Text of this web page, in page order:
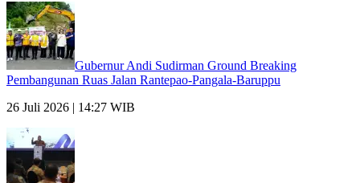
Gubernur Andi Sudirman Ground Breaking
Pembangunan Ruas Jalan Rantepao-Pangala-Baruppu
26 Juli 2026 | 14:27 WIB